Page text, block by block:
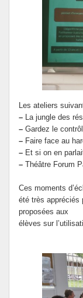
Les ateliers
– La jungle des
– Gardez le
– Faire face au
– Et si on en
– Théâtre Forum
Ces moments
été très appréciés
proposées aux
élèves sur